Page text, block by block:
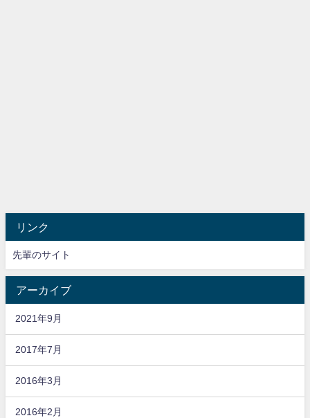
リンク
先輩のサイト
アーカイブ
2021年9月
2017年7月
2016年3月
2016年2月